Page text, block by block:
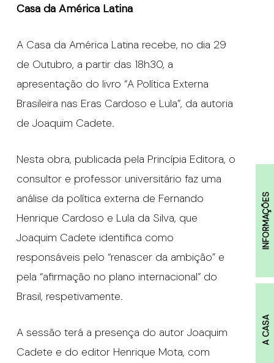
INFORMAÇÕES
A CASA
Casa da América Latina
A Casa da América Latina recebe, no dia 29
de Outubro, a partir das 18h30, a
apresentação do livro “A Política Externa
Brasileira nas Eras Cardoso e Lula”, da autoria
de Joaquim Cadete.
Nesta obra, publicada pela Princípia Editora, o
consultor e professor universitário faz uma
análise da política externa de Fernando
Henrique Cardoso e Lula da Silva, que
Joaquim Cadete identifica como
responsáveis pelo “renascer da ambição” e
pela “afirmação no plano internacional” do
Brasil, respetivamente.
A sessão terá a presença do autor Joaquim
Cadete e do editor Henrique Mota, com